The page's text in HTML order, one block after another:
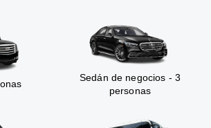
Sedán de negocios - 3
personas